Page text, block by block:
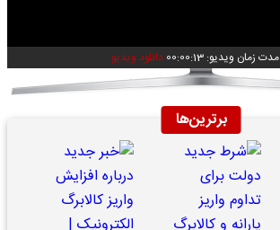
مدت زمان ویدیو: 00:00:13 دانلود ویدیو
برترین‌ها